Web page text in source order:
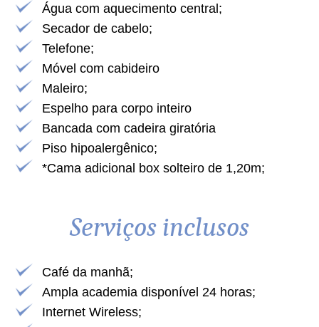
Água com aquecimento central;
Secador de cabelo;
Telefone;
Móvel com cabideiro
Maleiro;
Espelho para corpo inteiro
Bancada com cadeira giratória
Piso hipoalergênico;
*Cama adicional box solteiro de 1,20m;
Serviços inclusos
Café da manhã;
Ampla academia disponível 24 horas;
Internet Wireless;